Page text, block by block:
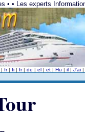
• • Les experts
|fr |fi |fr |de |el |et |Hu |il |J'ai